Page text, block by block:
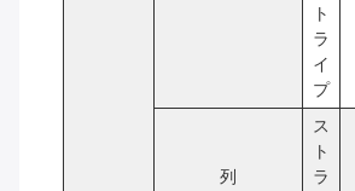
ト
ラ
イ
プ
列
ス
ト
ラ